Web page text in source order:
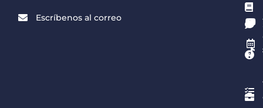
Escríbenos al correo